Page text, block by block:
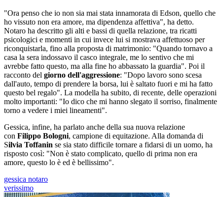
"Ora penso che io non sia mai stata innamorata di Edson, quello che
ho vissuto non era amore, ma dipendenza affettiva", ha detto.
Notaro ha descritto gli alti e bassi di quella relazione, tra ricatti
psicologici e momenti in cui invece lui si mostrava affettuoso per
riconquistarla, fino alla proposta di matrimonio: "Quando tornavo a
casa la sera indossavo il casco integrale, me lo sentivo che mi
avrebbe fatto questo, ma alla fine ho abbassato la guardia". Poi il
racconto del giorno dell'aggressione: "Dopo lavoro sono scesa
dall'auto, tempo di prendere la borsa, lui è saltato fuori e mi ha fatto
questo bel regalo". La modella ha subito, di recente, delle operazioni
molto importanti: "Io dico che mi hanno slegato il sorriso, finalmente
torno a vedere i miei lineamenti".
Gessica, infine, ha parlato anche della sua nuova relazione
con Filippo Bologni, campione di equitazione. Alla domanda di
Silvia Toffanin se sia stato difficile tornare a fidarsi di un uomo, ha
risposto così: "Non è stato complicato, quello di prima non era
amore, questo lo è ed è bellissimo".
gessica notaro
verissimo